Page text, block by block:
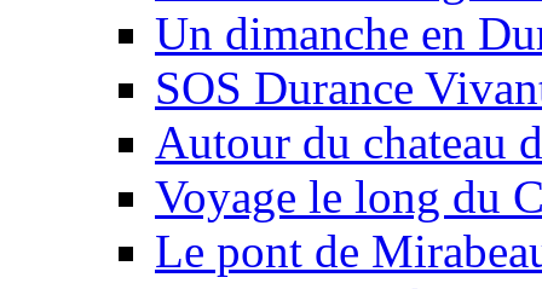
Un dimanche en
SOS Durance
Autour du chateau
Voyage le long du
Le pont de